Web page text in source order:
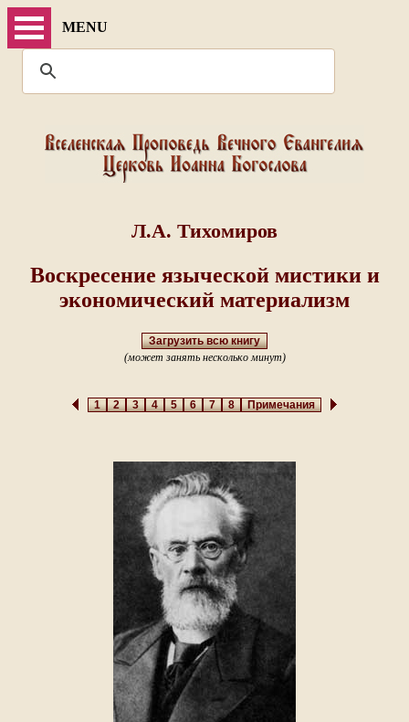
MENU
Л.А. Тихомиров
Воскресение языческой мистики и
экономический материализм
Загрузить всю книгу
(может занять несколько минут)
12345678Примечания